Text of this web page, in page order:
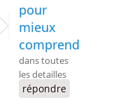
pour
mieux
comprend
dans toutes
les detailles
répondre